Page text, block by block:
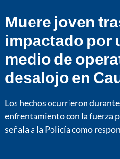
Muere joven
impactado por
medio de
desalojo en
Los hechos ocurrieron
enfrentamiento con la fuerza
señala a la Policía como